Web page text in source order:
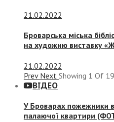
21.02.2022
Броварська міська
на художню виставку
21.02.2022
Prev Next Showing 1 Of 19
ВІДЕО
У Броварах пожежники
палаючої квартири